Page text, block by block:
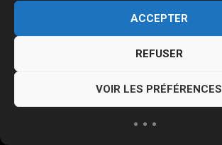
ACCEPTER
REFUSER
VOIR LES PRÉFÉRENCES